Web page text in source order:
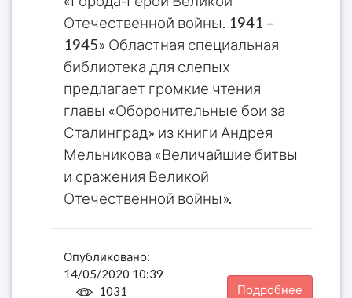
Отечественной войны. 1941 –
1945» Областная специальная
библиотека для слепых
предлагает громкие чтения
главы «Оборонительные бои за
Сталинград» из книги Андрея
Мельникова «Величайшие битвы
и сражения Великой
Отечественной войны».
Опубликовано:
14/05/2020 10:39
1031
Подробнее